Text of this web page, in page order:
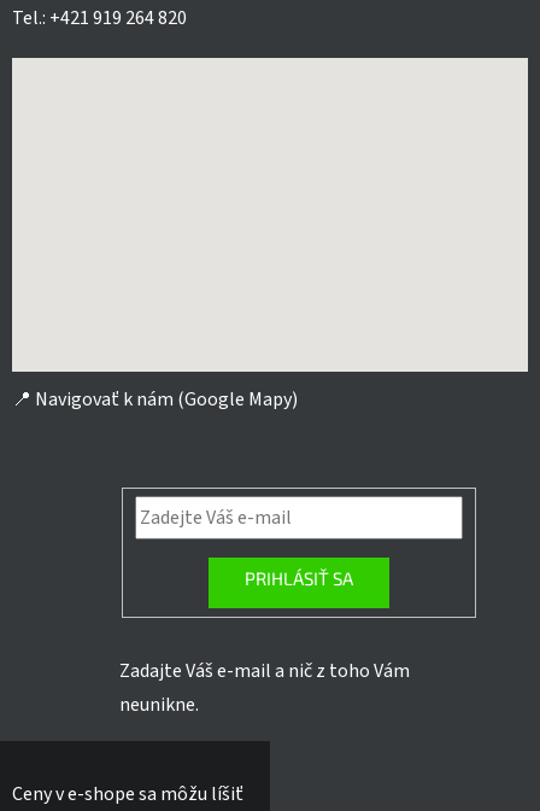
Tel.: +421 919 264 820
📍 Navigovať k nám (Google Mapy)
PRIHLÁSIŤ SA
Zadajte Váš e-mail a nič z toho Vám
neunikne.
Ceny v e-shope sa môžu líšiť